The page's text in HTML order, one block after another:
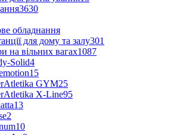
3630
обладнання
для дому та залу301
на вільних вагах1087
Solid4
15
GYM25
X-Line95
13
2
10